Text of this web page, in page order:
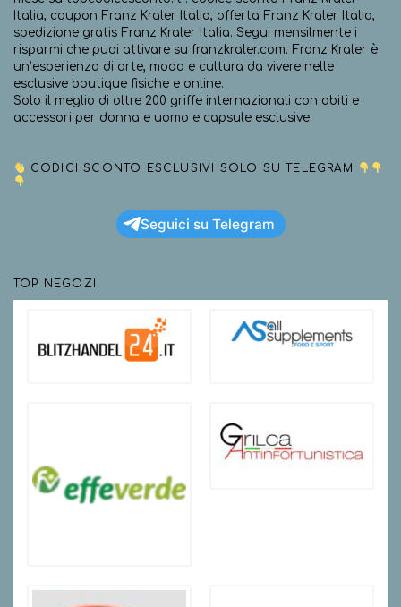
Italia, coupon Franz Kraler Italia, offerta Franz Kraler Italia,
spedizione gratis Franz Kraler Italia. Segui mensilmente i
risparmi che puoi attivare su franzkraler.com. Franz Kraler è
un’esperienza di arte, moda e cultura da vivere nelle
esclusive boutique fisiche e online.
Solo il meglio di oltre 200 griffe internazionali con abiti e
accessori per donna e uomo e capsule esclusive.
CODICI SCONTO ESCLUSIVI SOLO SU TELEGRAM
Seguici su Telegram
TOP NEGOZI